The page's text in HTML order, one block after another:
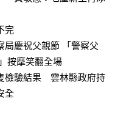
完
局慶祝父親節 「警察父
按摩笑翻全場
檢驗結果 雲林縣政府持
全